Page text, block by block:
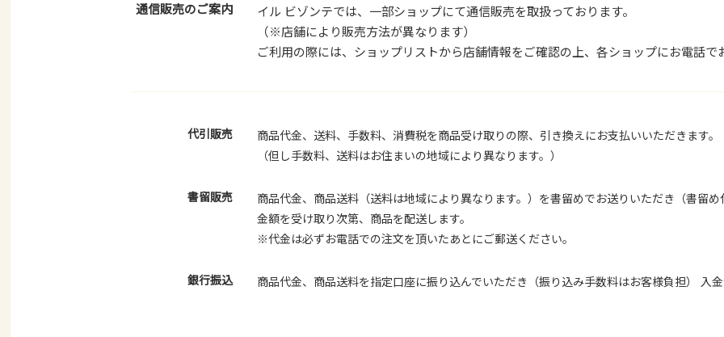
通信販売のご案内
イル ビゾンテでは、一部ショップにて通信販売を取扱っております。
（※店舗により販売方法が異なります）
ご利用の際には、ショップリストから店舗情報をご確認の上、各ショップにお電話で
代引販売
商品代金、送料、手数料、消費税を商品受け取りの際、引き換えにお支払いいただきます。
（但し手数料、送料はお住まいの地域により異なります。）
書留販売
商品代金、商品送料（送料は地域により異なります。）を書留めでお送りいただき（書留め
金額を受け取り次第、商品を配送します。
※代金は必ずお電話での注文を頂いたあとにご郵送ください。
銀行振込 商品代金、商品送料を指定口座に振り込んでいただき（振り込み手数料はお客様負担） 入